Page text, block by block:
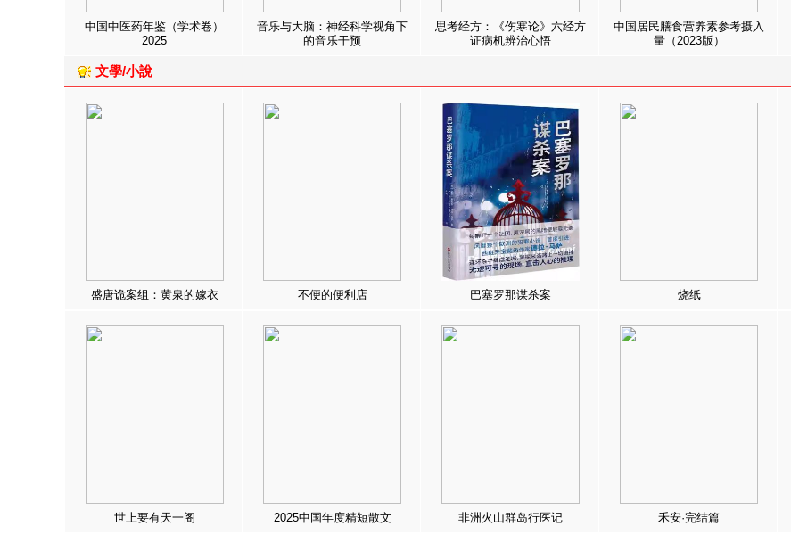
中国中医药年鉴（学术卷）
2025
音乐与大脑：神经科学视角下
的音乐干预
思考经方：《伤寒论》六经方
证病机辨治心悟
中国居民膳食营养素参考摄入
量（2023版）
文學/小說
盛唐诡案组：黄泉的嫁衣 不便的便利店 巴塞罗那谋杀案 烧纸
世上要有天一阁 2025中国年度精短散文 非洲火山群岛行医记 禾安·完结篇